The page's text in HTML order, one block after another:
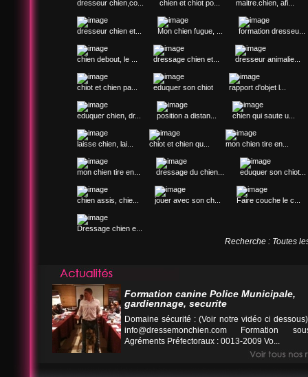
dresseur chien,co... chien et chiot po... maitre.chien, afi...
dresseur chien et... Mon chien fugue, ... formation dresseu...
chien debout, le ... dressage chien et... dresseur animalie...
chiot et chien pa... eduquer son chiot rapport d'objet l...
eduquer chien, dr... position a distan... chien qui saute u...
laisse chien, lai... chiot et chien qu... mon chien tire en...
mon chien tire en... dressage du chien... eduquer son chiot...
chien assis, chie... jouer avec son ch... Faire couche le c...
Dressage chien e...
Recherche : Toutes
Formation canine Police Municipale,
gardiennage, securite
Domaine sécurité : (Voir notre vidéo ci
info@dressemonchien.com Formation
Agréments Préfectoraux : 0013-2009 Vo...